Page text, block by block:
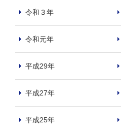
令和３年
令和元年
平成29年
平成27年
平成25年